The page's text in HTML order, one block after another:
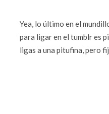
Yea, lo último en el
para ligar en el tumblr es
ligas a una pitufina, pero